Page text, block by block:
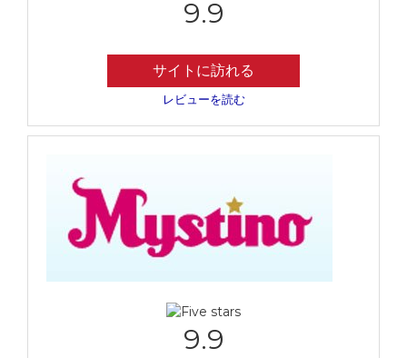
9.9
サイトに訪れる
レビューを読む
9.9